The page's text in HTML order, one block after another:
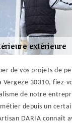
de vos projets de
30310, fiez-
de notre
depuis un
DARIA connaît